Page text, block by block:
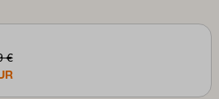
€